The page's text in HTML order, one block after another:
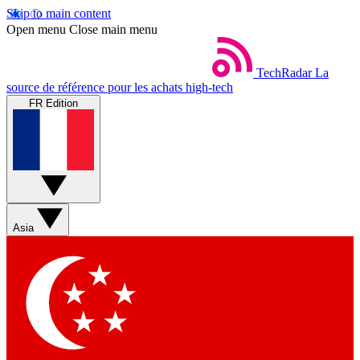
Skip to main content
Open menu Close main menu
TechRadar La
source de référence pour les achats high-tech
FR Edition
Asia